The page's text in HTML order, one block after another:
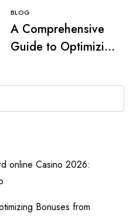
BLOG
A Comprehensive
Guide to Optimizing
Mostbet
online Casino 2026:
Bonuses from